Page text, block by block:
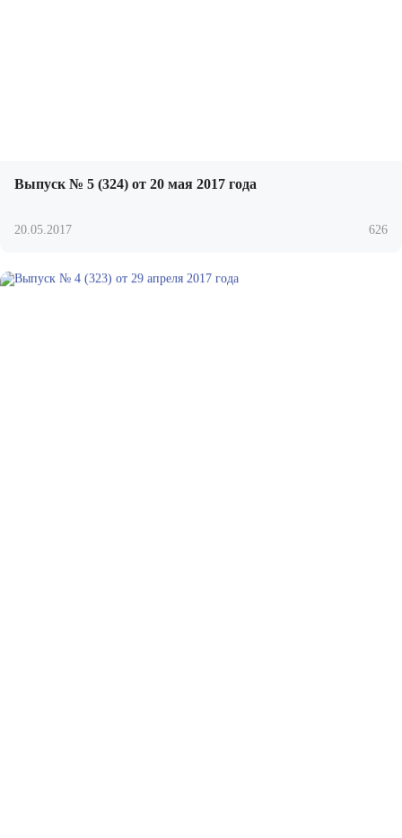
Выпуск № 5 (324) от 20 мая 2017 года
20.05.2017 626